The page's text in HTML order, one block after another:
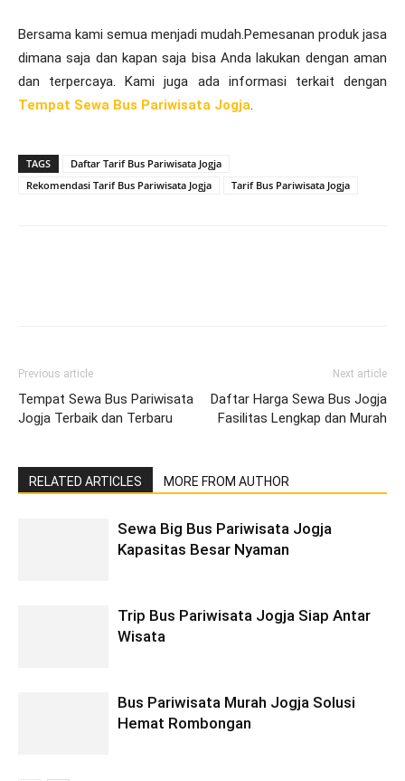
Bersama kami semua menjadi mudah.Pemesanan produk jasa
dimana saja dan kapan saja bisa Anda lakukan dengan aman
dan terpercaya. Kami juga ada informasi terkait dengan
Tempat Sewa Bus Pariwisata Jogja.
TAGS
Daftar Tarif Bus Pariwisata Jogja
Rekomendasi Tarif Bus Pariwisata Jogja
Tarif Bus Pariwisata Jogja
Previous article
Tempat Sewa Bus Pariwisata
Jogja Terbaik dan Terbaru
Next article
Daftar Harga Sewa Bus Jogja
Fasilitas Lengkap dan Murah
RELATED ARTICLES MORE FROM AUTHOR
Sewa Big Bus Pariwisata Jogja
Kapasitas Besar Nyaman
Trip Bus Pariwisata Jogja Siap Antar
Wisata
Bus Pariwisata Murah Jogja Solusi
Hemat Rombongan